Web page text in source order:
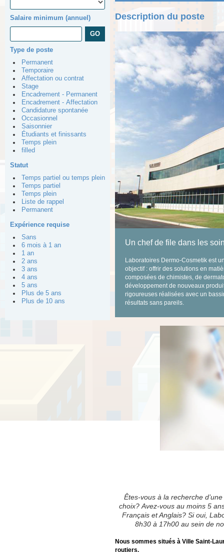
Salaire minimum (annuel)
Type de poste
Permanent
Temporaire
Affectation ou contrat
Stage
Encadrement - Permanent
Encadrement - Affectation
Candidature spontanée
Occasionnel
Saisonnier
Étudiants et finissants
Temps plein
filled
Statut
Temps partiel ou temps plein
Temps partiel
Temps plein
Liste de rappel
Permanent
Expérience requise
Sans
6 mois à 1 an
1 an
2 ans
3 ans
4 ans
5 ans
Plus de 5 ans
Plus de 10 ans
Description du poste
Un chef de file dans les
Laboratoires Dermo-Cosmetik est
objectif : offrir des solutions en
composées de chimistes, de
développement de nouveaux
rigoureuses réalisées avec un
résultats sans pareils.
Êtes-vous à la recherche
choix? Avez-vous au moins 5
Français et Anglais? Si oui,
8h30 à 17h00 au sein de
Nous sommes situés à Ville Saint-
routiers.